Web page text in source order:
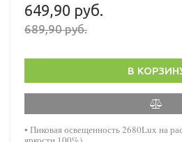
649,90 руб.
689,90 руб.
В
• Пиковая освещенность 2680Lux на